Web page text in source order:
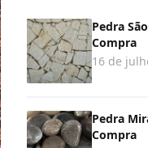
Pedra
Compra
16 de
Pedra
Compra